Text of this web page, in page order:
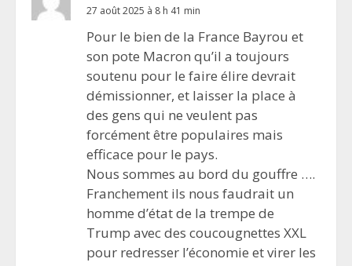
27 août 2025 à 8 h 41 min
Pour le bien de la France Bayrou et
son pote Macron qu’il a toujours
soutenu pour le faire élire devrait
démissionner, et laisser la place à
des gens qui ne veulent pas
forcément être populaires mais
efficace pour le pays.
Nous sommes au bord du gouffre ….
Franchement ils nous faudrait un
homme d’état de la trempe de
Trump avec des coucougnettes XXL
pour redresser l’économie et virer les